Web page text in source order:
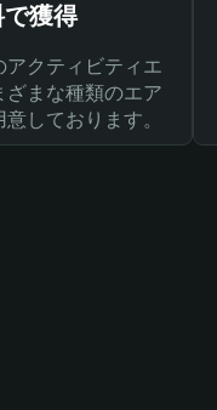
獲得
クティビティエ
ざまな種類のエア
しております。